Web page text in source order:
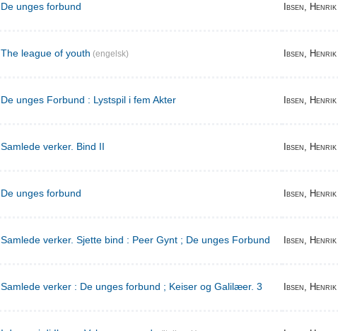
De unges forbund Ibsen,
The league of youth (engelsk) Ibsen,
De unges Forbund : Lystspil i fem Akter Ibsen, Henrik
Samlede verker. Bind II Ibsen, Henrik
De unges forbund Ibsen,
Samlede verker. Sjette bind : Peer Gynt ; De unges Forbund Ibsen,
Samlede verker : De unges forbund ; Keiser og Galilæer. 3 Ibsen,